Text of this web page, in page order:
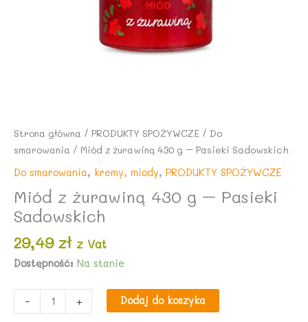
Strona główna / PRODUKTY SPOŻYWCZE / Do
smarowania / Miód z żurawiną 430 g – Pasieki Sadowskich
Do smarowania, kremy, miody, PRODUKTY SPOŻYWCZE
Miód z żurawiną 430 g – Pasieki
Sadowskich
29,49 zł z Vat
Dostępność: Na stanie
-
Miód
+ Dodaj do koszyka